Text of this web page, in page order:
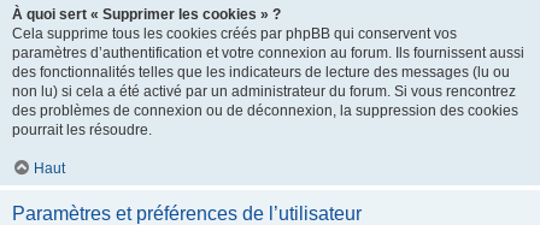
À quoi sert « Supprimer les cookies » ?
Cela supprime tous les cookies créés par phpBB qui conservent vos
paramètres d’authentification et votre connexion au forum. Ils fournissent aussi
des fonctionnalités telles que les indicateurs de lecture des messages (lu ou
non lu) si cela a été activé par un administrateur du forum. Si vous rencontrez
des problèmes de connexion ou de déconnexion, la suppression des cookies
pourrait les résoudre.
Haut
Paramètres et préférences de l’utilisateur